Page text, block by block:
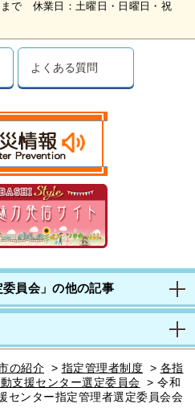
で 休業日：土曜日・日曜日・祝
よくある質問
委員会」の他の記事
の紹介 > 指定管理者制度 > 各指
支援センター選定委員会 > 令和
センター指定管理者選定委員会会